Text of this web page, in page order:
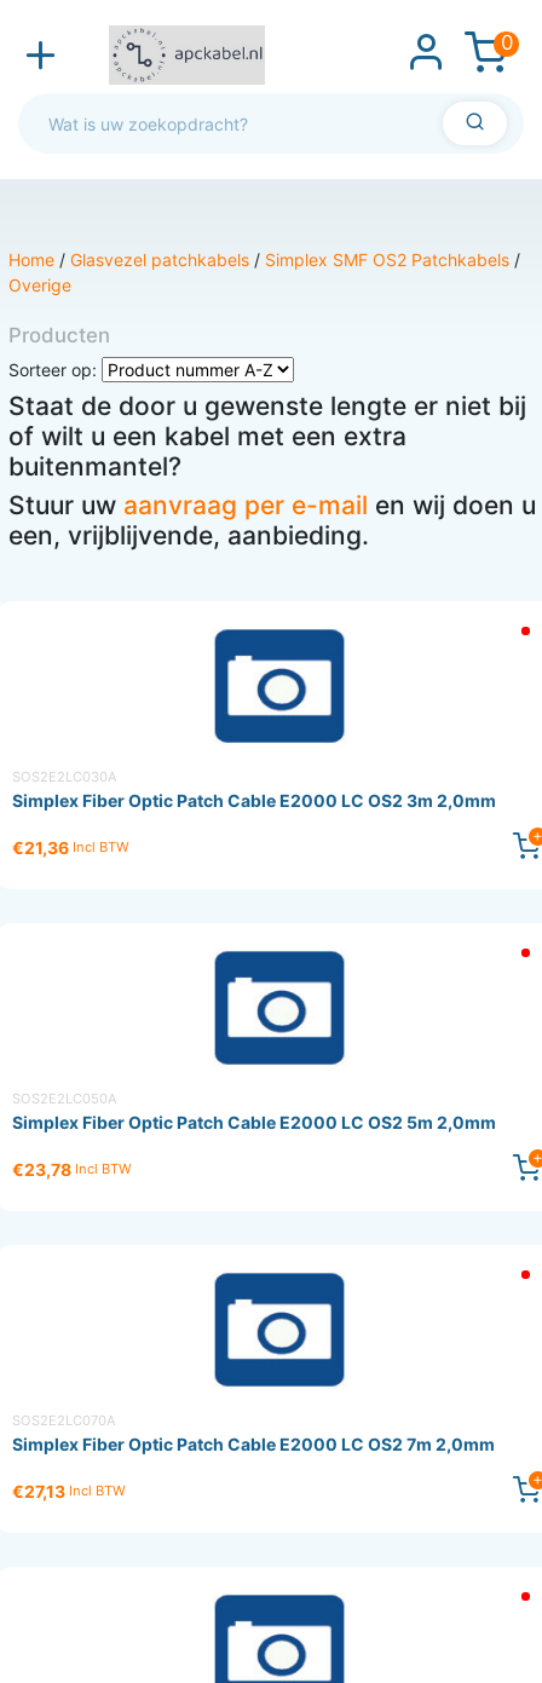
0
Home / Glasvezel patchkabels / Simplex SMF OS2 Patchkabels /
Overige
Producten
Sorteer op:
Staat de door u gewenste lengte er niet bij
of wilt u een kabel met een extra
buitenmantel?
Stuur uw aanvraag per e-mail en wij doen u
een, vrijblijvende, aanbieding.
SOS2E2LC030A
Simplex Fiber Optic Patch Cable E2000 LC OS2 3m 2,0mm
€21,36 Incl BTW
SOS2E2LC050A
Simplex Fiber Optic Patch Cable E2000 LC OS2 5m 2,0mm
€23,78 Incl BTW
SOS2E2LC070A
Simplex Fiber Optic Patch Cable E2000 LC OS2 7m 2,0mm
€27,13 Incl BTW